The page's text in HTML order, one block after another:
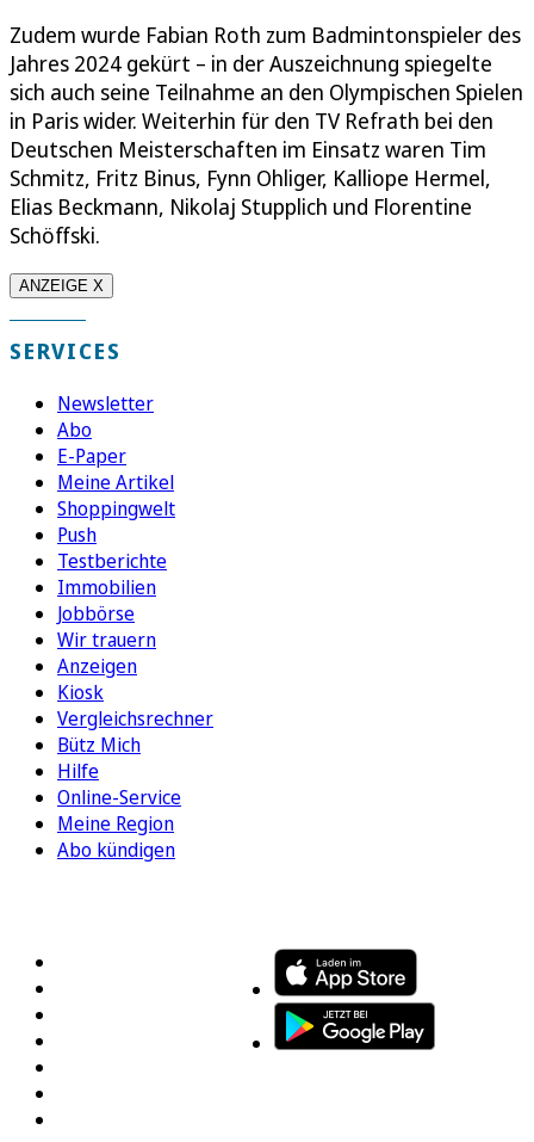
Zudem wurde Fabian Roth zum Badmintonspieler des
Jahres 2024 gekürt – in der Auszeichnung spiegelte
sich auch seine Teilnahme an den Olympischen Spielen
in Paris wider. Weiterhin für den TV Refrath bei den
Deutschen Meisterschaften im Einsatz waren Tim
Schmitz, Fritz Binus, Fynn Ohliger, Kalliope Hermel,
Elias Beckmann, Nikolaj Stupplich und Florentine
Schöffski.
ANZEIGE X
SERVICES
Newsletter
Abo
E-Paper
Meine Artikel
Shoppingwelt
Push
Testberichte
Immobilien
Jobbörse
Wir trauern
Anzeigen
Kiosk
Vergleichsrechner
Bütz Mich
Hilfe
Online-Service
Meine Region
Abo kündigen